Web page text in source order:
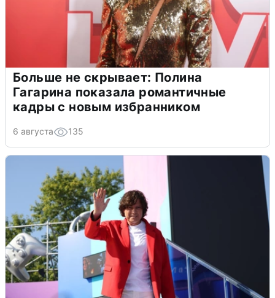
Больше не скрывает: Полина
Гагарина показала романтичные
кадры с новым избранником
6 августа 135